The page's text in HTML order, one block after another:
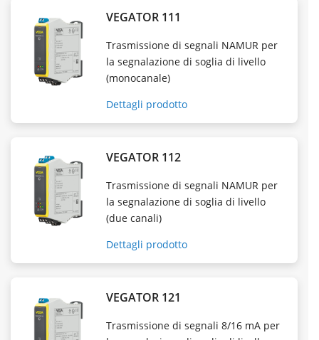
VEGATOR 111
Trasmissione di segnali NAMUR per
la segnalazione di soglia di livello
(monocanale)
Dettagli prodotto
VEGATOR 112
Trasmissione di segnali NAMUR per
la segnalazione di soglia di livello
(due canali)
Dettagli prodotto
VEGATOR 121
Trasmissione di segnali 8/16 mA per